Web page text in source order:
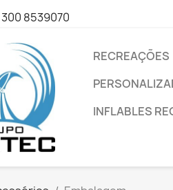
300 8539070
RECREAÇÕES
INFLABLES